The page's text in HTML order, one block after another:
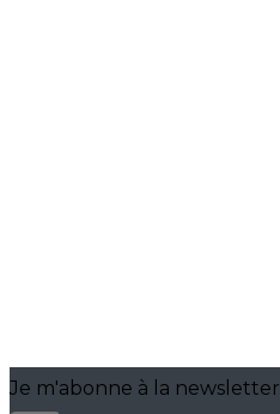
Je m'abonne à la newsletter